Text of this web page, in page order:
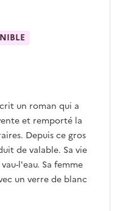
un roman qui a
et remporté la
Depuis ce gros
de valable. Sa vie
l'eau. Sa femme
un verre de blanc